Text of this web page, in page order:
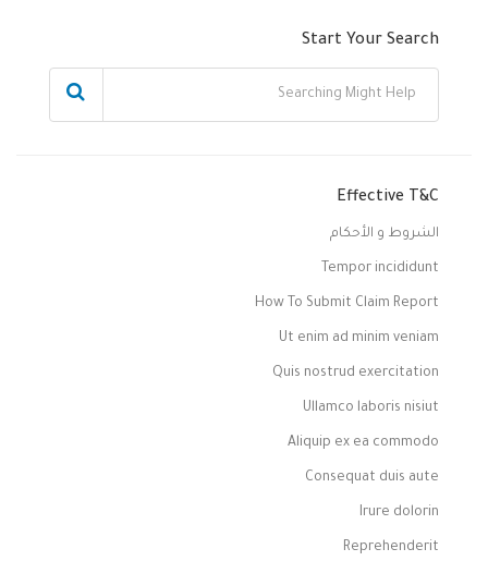
Start Your Search
Effective T&C
الشروط و الأحكام
Tempor incididunt
How To Submit Claim Report
Ut enim ad minim veniam
Quis nostrud exercitation
Ullamco laboris nisiut
Aliquip ex ea commodo
Consequat duis aute
Irure dolorin
Reprehenderit